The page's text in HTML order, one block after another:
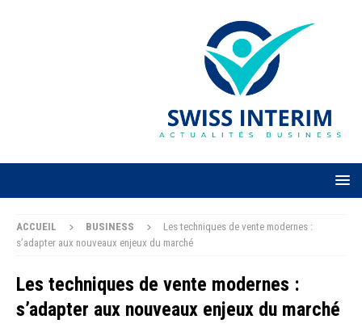
ACCUEIL BUSINESS
Les techniques de vente modernes :
s’adapter aux nouveaux enjeux du marché
Les techniques de vente modernes :
s’adapter aux nouveaux enjeux du marché